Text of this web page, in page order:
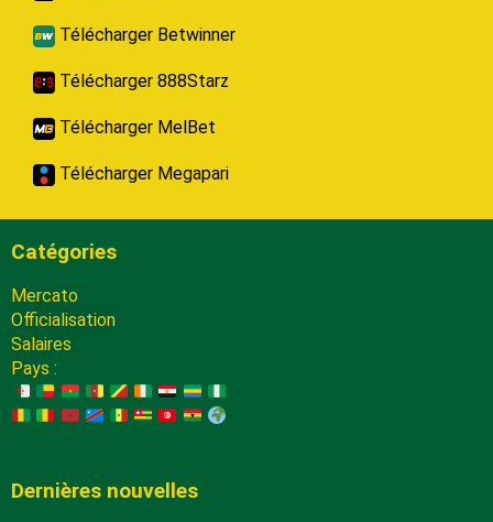
Télécharger Betwinner
Télécharger 888Starz
Télécharger MelBet
Télécharger Megapari
Catégories
Mercato
Officialisation
Salaires
Pays :
Dernières nouvelles